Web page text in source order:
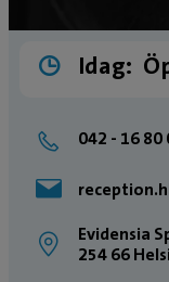
Idag:
042 - 16 80
Evidensia
254 66